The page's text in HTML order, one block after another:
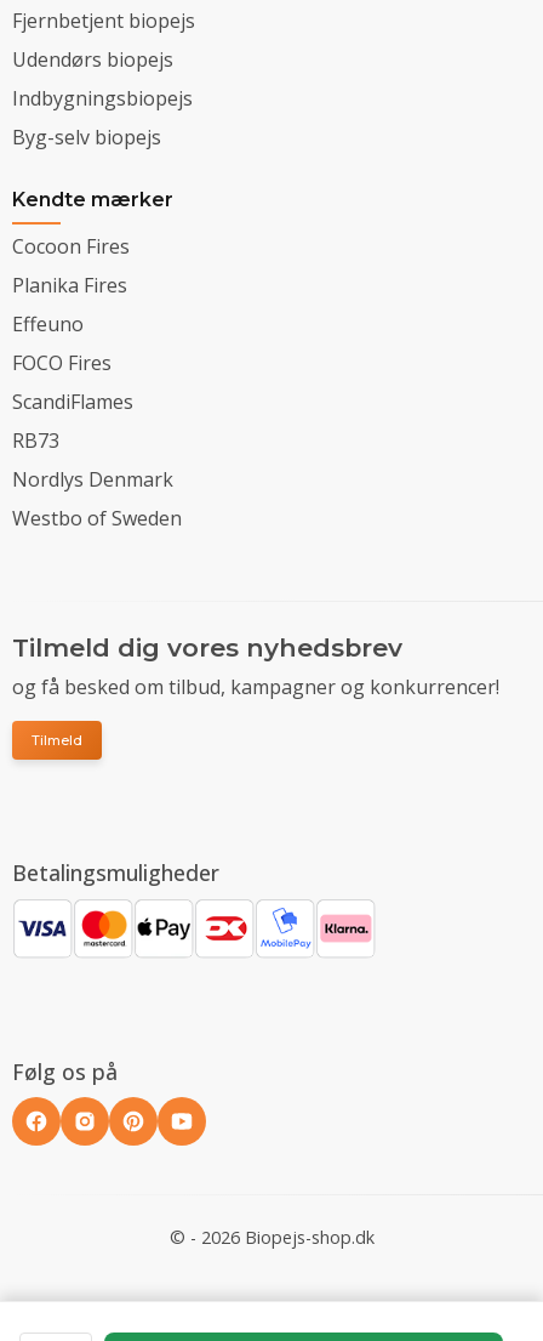
Fjernbetjent biopejs
Udendørs biopejs
Indbygningsbiopejs
Byg-selv biopejs
Kendte mærker
Cocoon Fires
Planika Fires
Effeuno
FOCO Fires
ScandiFlames
RB73
Nordlys Denmark
Westbo of Sweden
Tilmeld dig vores nyhedsbrev
og få besked om tilbud, kampagner og konkurrencer!
Tilmeld
Betalingsmuligheder
Følg os på
© - 2026 Biopejs-shop.dk